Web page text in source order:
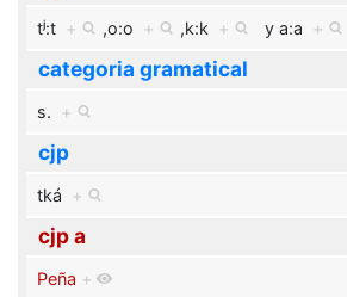
tʲ:t + ,o:o + ,k:k + y a:a +
categoria gramatical
s. +
cjp
tká +
cjp a
Peña +